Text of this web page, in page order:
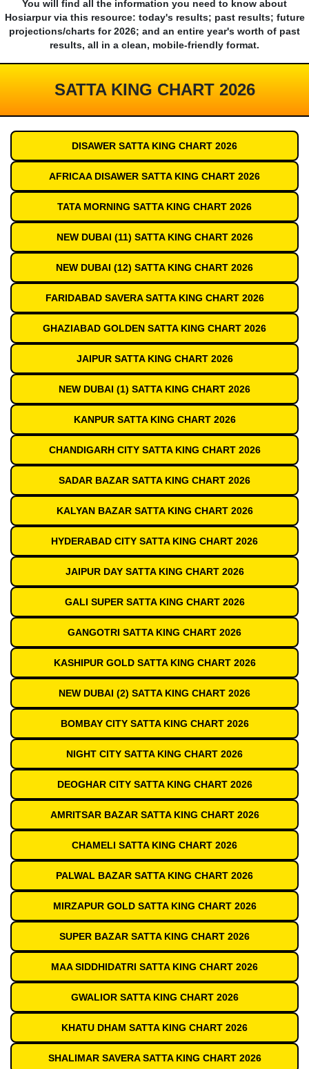
You will find all the information you need to know about
Hosiarpur via this resource: today's results; past results; future
projections/charts for 2026; and an entire year's worth of past
results, all in a clean, mobile-friendly format.
SATTA KING CHART 2026
DISAWER SATTA KING CHART 2026
AFRICAA DISAWER SATTA KING CHART 2026
TATA MORNING SATTA KING CHART 2026
NEW DUBAI (11) SATTA KING CHART 2026
NEW DUBAI (12) SATTA KING CHART 2026
FARIDABAD SAVERA SATTA KING CHART 2026
GHAZIABAD GOLDEN SATTA KING CHART 2026
JAIPUR SATTA KING CHART 2026
NEW DUBAI (1) SATTA KING CHART 2026
KANPUR SATTA KING CHART 2026
CHANDIGARH CITY SATTA KING CHART 2026
SADAR BAZAR SATTA KING CHART 2026
KALYAN BAZAR SATTA KING CHART 2026
HYDERABAD CITY SATTA KING CHART 2026
JAIPUR DAY SATTA KING CHART 2026
GALI SUPER SATTA KING CHART 2026
GANGOTRI SATTA KING CHART 2026
KASHIPUR GOLD SATTA KING CHART 2026
NEW DUBAI (2) SATTA KING CHART 2026
BOMBAY CITY SATTA KING CHART 2026
NIGHT CITY SATTA KING CHART 2026
DEOGHAR CITY SATTA KING CHART 2026
AMRITSAR BAZAR SATTA KING CHART 2026
CHAMELI SATTA KING CHART 2026
PALWAL BAZAR SATTA KING CHART 2026
MIRZAPUR GOLD SATTA KING CHART 2026
SUPER BAZAR SATTA KING CHART 2026
MAA SIDDHIDATRI SATTA KING CHART 2026
GWALIOR SATTA KING CHART 2026
KHATU DHAM SATTA KING CHART 2026
SHALIMAR SAVERA SATTA KING CHART 2026